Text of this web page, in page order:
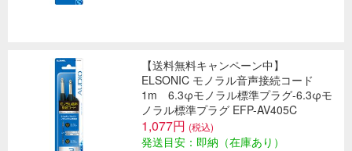
【送料無料キャンペーン中】
ELSONIC モノラル音声接続コード
1m 6.3φモノラル標準プラグ-6.3φモ
ノラル標準プラグ EFP-AV405C
1,077円 (税込)
発送目安：即納（在庫あり）